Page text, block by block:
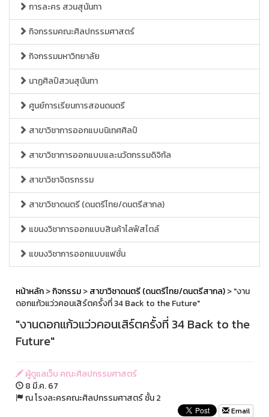
การละคร สวนสุนันทา
กิจกรรมคณะศิลปกรรมศาสตร์
กิจกรรมมหาวิทยาลัย
นาฏศิลป์สวนสุนันทา
ศูนย์การเรียนการสอนดนตรี
สาขาวิชาการออกแบบนิเทศศิลป์
สาขาวิชาการออกแบบและนวัตกรรมดิจิทัล
สาขาวิชาจิตรกรรม
สาขาวิชาดนตรี (ดนตรีไทย/ดนตรีสากล)
แขนงวิชาการออกแบบสินค้าไลฟ์สไตล์
แขนงวิชาการออกแบบแฟชั่น
หน้าหลัก>กิจกรรม>สาขาวิชาดนตรี (ดนตรีไทย/ดนตรีสากล)> "งาน
ดอกแก้วแว่วคอนเสิร์ตครั้งที่ 34 Back to the Future"
"งานดอกแก้วแว่วคอนเสิร์ตครั้งที่ 34 Back to the
Future"
ผู้ดูแลเว็บ คณะศิลปกรรมศาสตร์
8 มี.ค. 67
ณ โรงละครคณะศิลปกรรมศาสตร์ ชั้น 2
Email